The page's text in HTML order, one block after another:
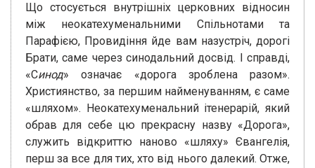
Що стосується внутрішніх церковних відносин
між неокатехуменальними Спільнотами та
Парафією, Провидіння йде вам назустріч, дорогі
Брати, саме через синодальний досвід. І справді,
«Синод» означає «дорога зроблена разом».
Християнство, за першим найменуванням, є саме
«шляхом». Неокатехуменальний ітенерарій, який
обрав для себе цю прекрасну назву «Дорога»,
служить відкриттю наново «шляху» Євангелія,
перш за все для тих, хто від нього далекий. Отже,